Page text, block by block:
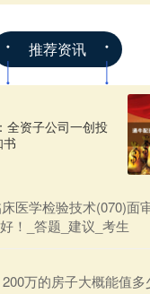
推荐资讯
全资子公司一创投
医学检验技术(070)面
！_答题_建议_考生
万的房子大概能值